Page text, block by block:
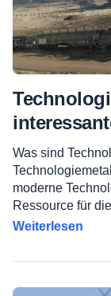
Was sind
moderne
Ressource für
Weiterlesen